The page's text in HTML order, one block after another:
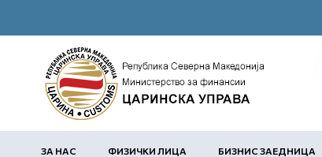
ЗА НАС ФИЗИЧКИ ЛИЦА БИЗНИС ЗАЕДНИЦА